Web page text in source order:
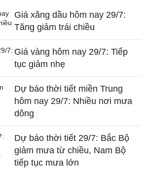
Giá xăng dầu hôm nay 29/7:
Tăng giảm trái chiều
Giá vàng hôm nay 29/7: Tiếp
tục giảm nhẹ
Dự báo thời tiết miền Trung
hôm nay 29/7: Nhiều nơi mưa
dông
Dự báo thời tiết 29/7: Bắc Bộ
giảm mưa từ chiều, Nam Bộ
tiếp tục mưa lớn